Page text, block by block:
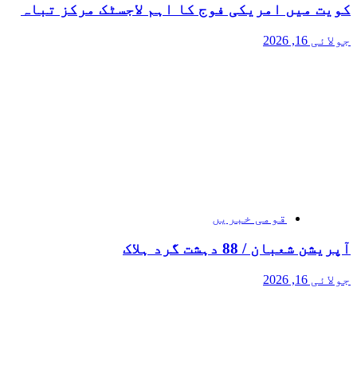
کویت میں امریکی فوج کا اہم لاجسٹک مرکز تباہ
جولائی 16, 2026
قومی خبریں
آپریشن شعبان / 88 دہشت گرد ہلاک
جولائی 16, 2026